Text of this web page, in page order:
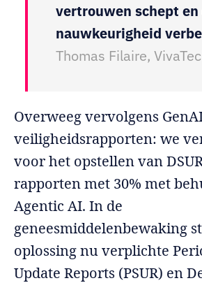
vertrouwen schept en
nauwkeurigheid
Thomas Filaire,
Overweeg vervolgens
veiligheidsrapporten: we
voor het opstellen van
rapporten met 30% met
Agentic AI. In de
geneesmiddelenbewaking
oplossing nu verplichte
Update Reports (PSUR) en